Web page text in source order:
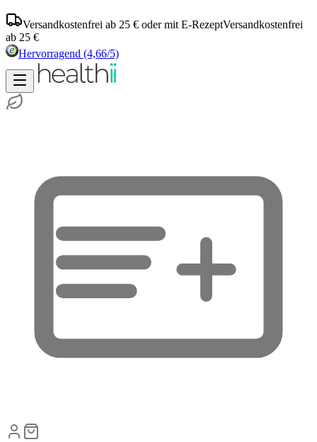
Versandkostenfrei ab 25 € oder mit E-RezeptVersandkostenfrei
ab 25 €
Hervorragend (4,66/5)